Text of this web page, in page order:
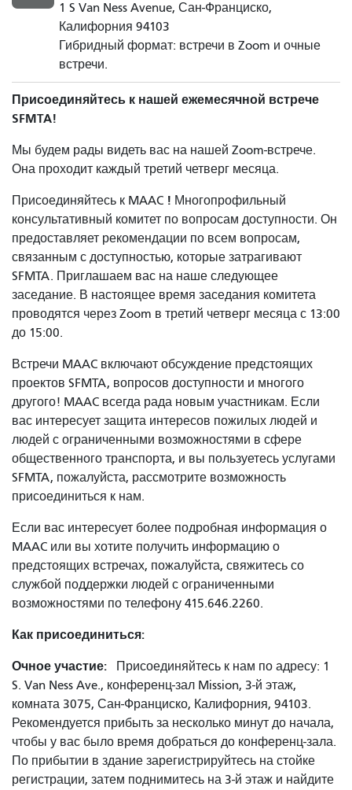
1 S Van Ness Avenue, Сан-Франциско,
Калифорния 94103
Гибридный формат: встречи в Zoom и очные
встречи.
Присоединяйтесь к нашей ежемесячной встрече
SFMTA!
Мы будем рады видеть вас на нашей Zoom-встрече.
Она проходит каждый третий четверг месяца.
Присоединяйтесь к MAAC ! Многопрофильный
консультативный комитет по вопросам доступности. Он
предоставляет рекомендации по всем вопросам,
связанным с доступностью, которые затрагивают
SFMTA. Приглашаем вас на наше следующее
заседание. В настоящее время заседания комитета
проводятся через Zoom в третий четверг месяца с 13:00
до 15:00.
Встречи MAAC включают обсуждение предстоящих
проектов SFMTA, вопросов доступности и многого
другого! MAAC всегда рада новым участникам. Если
вас интересует защита интересов пожилых людей и
людей с ограниченными возможностями в сфере
общественного транспорта, и вы пользуетесь услугами
SFMTA, пожалуйста, рассмотрите возможность
присоединиться к нам.
Если вас интересует более подробная информация о
MAAC или вы хотите получить информацию о
предстоящих встречах, пожалуйста, свяжитесь со
службой поддержки людей с ограниченными
возможностями по телефону 415.646.2260.
Как присоединиться:
Очное участие:
Присоединяйтесь к нам по адресу: 1
S. Van Ness Ave., конференц-зал Mission, 3-й этаж,
комната 3075, Сан-Франциско, Калифорния, 94103.
Рекомендуется прибыть за несколько минут до начала,
чтобы у вас было время добраться до конференц-зала.
По прибытии в здание зарегистрируйтесь на стойке
регистрации, затем поднимитесь на 3-й этаж и найдите